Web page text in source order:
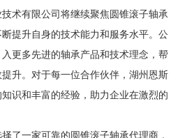
术有限公司将继续聚焦圆锥滚子轴承
提升自身的技术能力和服务水平。公
更多先进的轴承产品和技术理念，帮
升。对于每一位合作伙伴，湖州恩斯
识和丰富的经验，助力企业在激烈的
了一家可靠的圆锥滚子轴承代理商，